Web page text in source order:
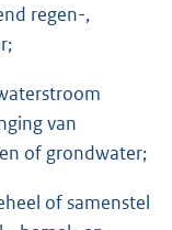
regen-,
van
of grondwater;
of samenstel